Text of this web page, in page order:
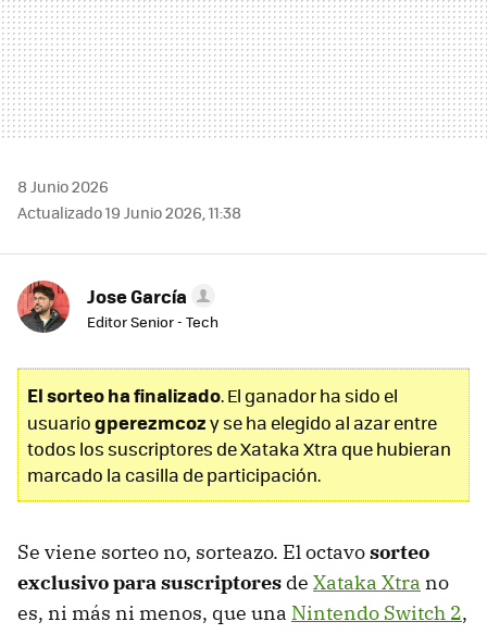
8 Junio 2026
Actualizado 19 Junio 2026, 11:38
Jose García
Editor Senior - Tech
El sorteo ha finalizado. El ganador ha sido el
usuariogperezmcozy se ha elegido al azar entre
todos los suscriptores de Xataka Xtra que hubieran
marcado la casilla de participación.
Se viene sorteo no, sorteazo. El octavosorteo
exclusivo para suscriptores de Xataka Xtra no
es, ni más ni menos, que una Nintendo Switch 2,